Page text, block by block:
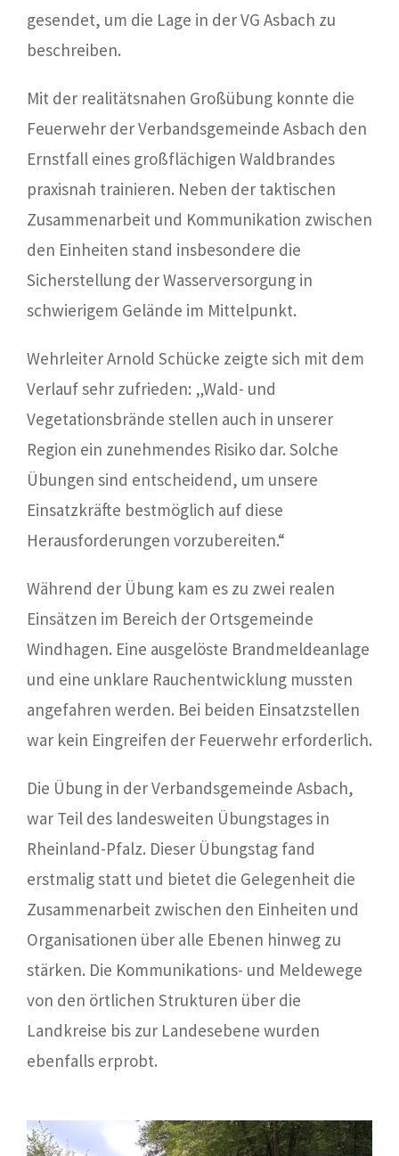
gesendet, um die Lage in der VG Asbach zu
beschreiben.
Mit der realitätsnahen Großübung konnte die
Feuerwehr der Verbandsgemeinde Asbach den
Ernstfall eines großflächigen Waldbrandes
praxisnah trainieren. Neben der taktischen
Zusammenarbeit und Kommunikation zwischen
den Einheiten stand insbesondere die
Sicherstellung der Wasserversorgung in
schwierigem Gelände im Mittelpunkt.
Wehrleiter Arnold Schücke zeigte sich mit dem
Verlauf sehr zufrieden: „Wald- und
Vegetationsbrände stellen auch in unserer
Region ein zunehmendes Risiko dar. Solche
Übungen sind entscheidend, um unsere
Einsatzkräfte bestmöglich auf diese
Herausforderungen vorzubereiten.“
Während der Übung kam es zu zwei realen
Einsätzen im Bereich der Ortsgemeinde
Windhagen. Eine ausgelöste Brandmeldeanlage
und eine unklare Rauchentwicklung mussten
angefahren werden. Bei beiden Einsatzstellen
war kein Eingreifen der Feuerwehr erforderlich.
Die Übung in der Verbandsgemeinde Asbach,
war Teil des landesweiten Übungstages in
Rheinland-Pfalz. Dieser Übungstag fand
erstmalig statt und bietet die Gelegenheit die
Zusammenarbeit zwischen den Einheiten und
Organisationen über alle Ebenen hinweg zu
stärken. Die Kommunikations- und Meldewege
von den örtlichen Strukturen über die
Landkreise bis zur Landesebene wurden
ebenfalls erprobt.